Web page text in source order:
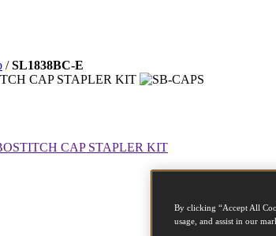
/SL1838BC-E
By clicking “Accept All
usage, and assist in our